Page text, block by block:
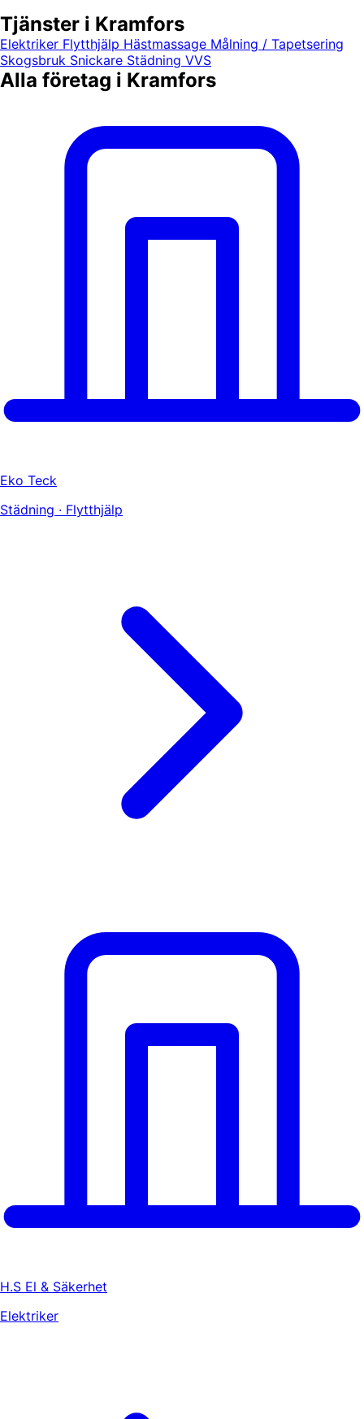
Tjänster i Kramfors
Elektriker Flytthjälp Hästmassage Målning / Tapetsering
Skogsbruk Snickare Städning VVS
Alla företag i Kramfors
Eko Teck
Städning · Flytthjälp
H.S El & Säkerhet
Elektriker